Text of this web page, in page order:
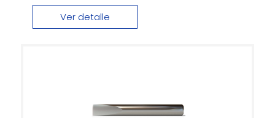
Ver detalle